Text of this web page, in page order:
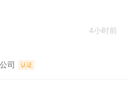
4小时前
司 认证